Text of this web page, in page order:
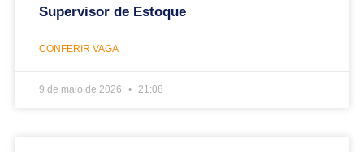
Supervisor de Estoque
CONFERIR VAGA
9 de maio de 2026 21:08